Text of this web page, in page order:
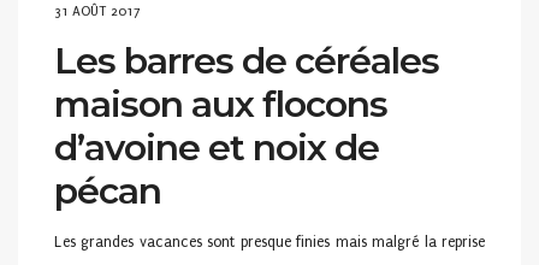
POSTED
31 AOÛT 2017
Les barres de céréales
maison aux flocons
d’avoine et noix de
pécan
Les grandes vacances sont presque finies mais malgré la reprise